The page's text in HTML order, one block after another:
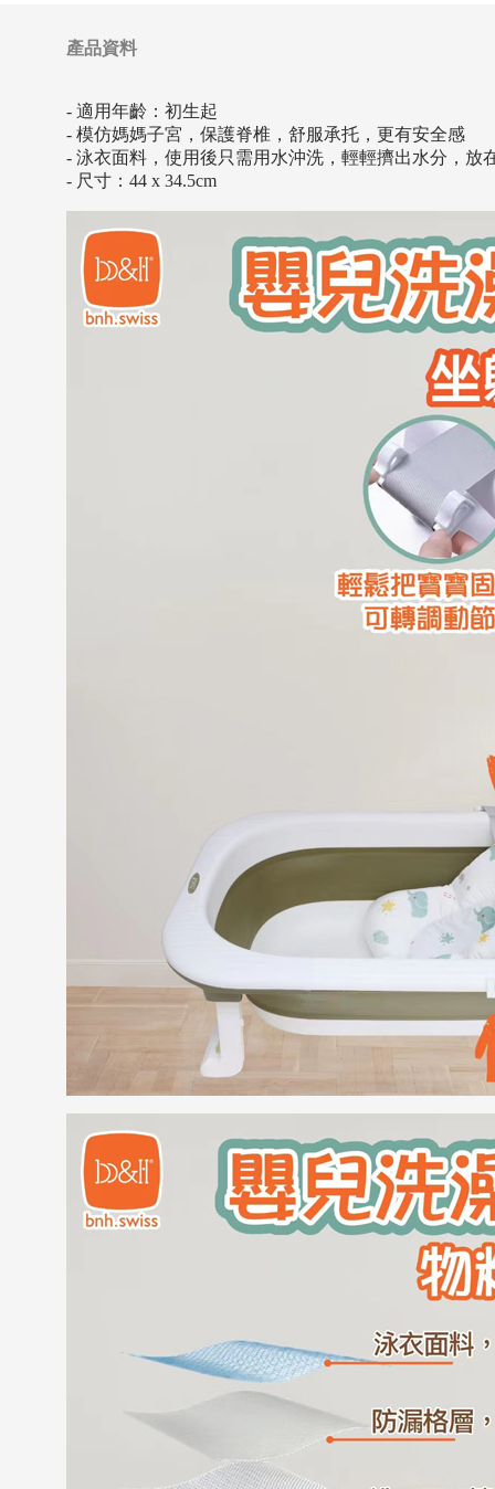
產品資料
- 適用年齡：初生起
- 模仿媽媽子宮，保護脊椎，舒服承托，更有安全感
- 泳衣面料，使用後只需用水沖洗，輕輕擠出水分，放
- 尺寸：44 x 34.5cm